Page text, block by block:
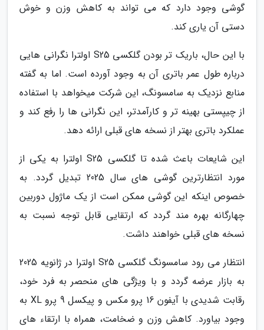
گوشی وجود دارد که می تواند به کاهش وزن و خوش
دستی آن یاری کند.
با این حال، باریک تر بودن گلکسی S25 اولترا نگرانی هایی
درباره طول عمر باتری آن به وجود آورده است. اما به گفته
منابع نزدیک به سامسونگ، این شرکت میخواهد با استفاده
از چیپستی بهینه تر و کارآمدتر، این نگرانی ها را رفع کند و
عملکرد باتری بهتر از نسخه های قبلی ارائه دهد.
این شایعات باعث شده تا گلکسی S25 اولترا به یکی از
مورد انتظارترین گوشی های سال 2025 تبدیل گردد. به
خصوص اینکه این گوشی ممکن است از یک ماژول دوربین
چهارگانه بهره مند گردد که ارتقایی قابل توجه نسبت به
نسخه های قبلی خواهند داشت.
انتظار می رود سامسونگ گلکسی S25 اولترا در ژانویه 2025
به بازار عرضه گردد و با ویژگی های منحصر به فرد خود،
رقابت شدیدی با آیفون 16 پرو مکس و پیکسل 9 پرو XL به
وجود بیاورد. کاهش وزن و ضخامت، همراه با ارتقاء های